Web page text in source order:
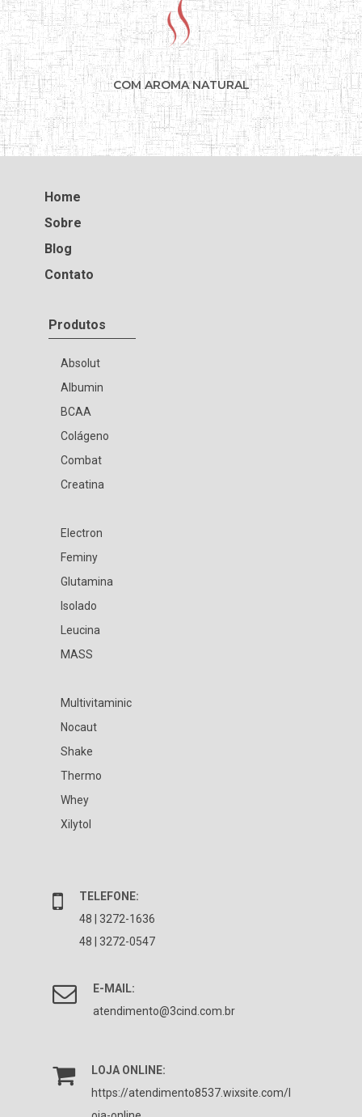
COM AROMA NATURAL
Home
Sobre
Blog
Contato
Produtos
Absolut
Albumin
BCAA
Colágeno
Combat
Creatina
Electron
Feminy
Glutamina
Isolado
Leucina
MASS
Multivitaminic
Nocaut
Shake
Thermo
Whey
Xilytol
TELEFONE:
48 | 3272-1636
48 | 3272-0547
E-MAIL:
atendimento@3cind.com.br
LOJA ONLINE:
https://atendimento8537.wixsite.com/l